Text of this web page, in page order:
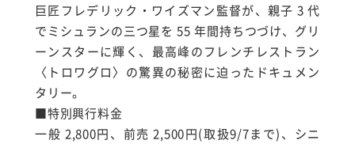
巨匠フレデリック・ワイズマン監督が、親子 3 代
でミシュランの三つ星を 55 年間持ちつづけ、グリ
ーンスターに輝く、最高峰のフレンチレストラン
〈トロワグロ〉の驚異の秘密に迫ったドキュメン
タリー。
■特別興行料金
一般 2,800円、前売 2,500円(取扱9/7まで)、シニ